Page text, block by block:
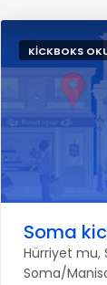
KICKBOKS
Soma
Hürriyet mu,
Soma/